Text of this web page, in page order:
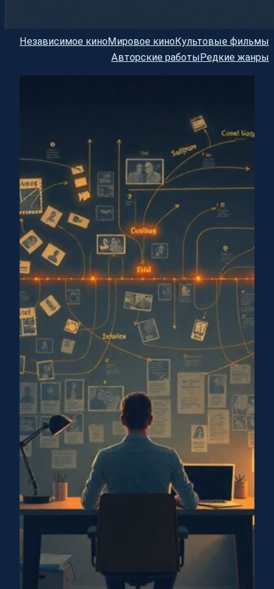
Независимое киноМировое киноКультовые фильмы
Авторские работыРедкие жанры